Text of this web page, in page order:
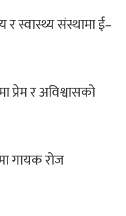
र स्वास्थ्य संस्थामा ई–
प्रेम र अविश्वासको
गायक रोज